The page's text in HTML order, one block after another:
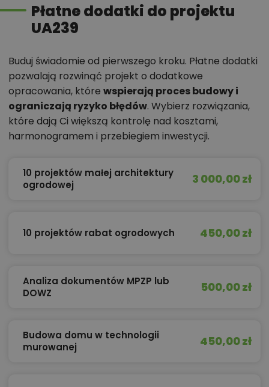
Płatne dodatki do projektu
UA239
Buduj świadomie od pierwszego kroku. Płatne dodatki
pozwalają rozwinąć projekt o dodatkowe
opracowania, które wspierają proces budowy i
ograniczają ryzyko błędów. Wybierz rozwiązania,
które dają Ci większą kontrolę nad kosztami,
harmonogramem i przebiegiem inwestycji.
10 projektów małej architektury
ogrodowej
3 000,00 zł
10 projektów rabat ogrodowych 450,00 zł
Analiza dokumentów MPZP lub
DOWZ
500,00 zł
Budowa domu w technologii
murowanej
450,00 zł